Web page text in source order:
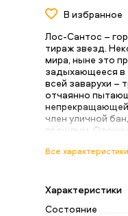
В избранное
Лос-Сантос –
тираж звезд.
мира, ныне это
задыхающееся в
всей заварухи –
отчаянно
член уличной
прошлым.
на кон
ограблений, в
Все характеристики
Характеристики
Состояние